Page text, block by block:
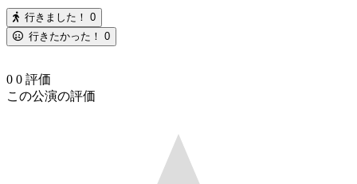
行きました！ 0
行きたかった！ 0
0 0 評価
この公演の評価